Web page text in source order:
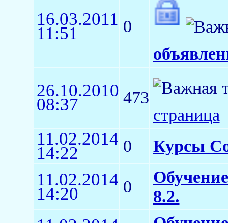
16.03.2011
11:51
0
26.10.2010
08:37
473
страница
11.02.2014
14:22 0 Курсы
11.02.2014
14:20 0
8.2.